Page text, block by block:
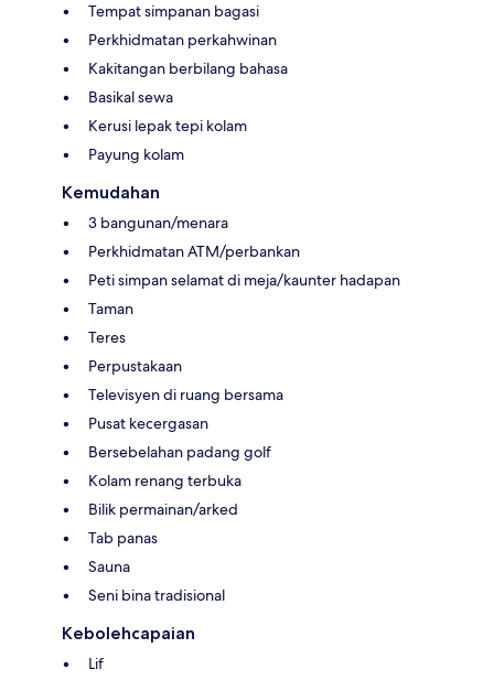
Tempat simpanan bagasi
Perkhidmatan perkahwinan
Kakitangan berbilang bahasa
Basikal sewa
Kerusi lepak tepi kolam
Payung kolam
Kemudahan
3 bangunan/menara
Perkhidmatan ATM/perbankan
Peti simpan selamat di meja/kaunter hadapan
Taman
Teres
Perpustakaan
Televisyen di ruang bersama
Pusat kecergasan
Bersebelahan padang golf
Kolam renang terbuka
Bilik permainan/arked
Tab panas
Sauna
Seni bina tradisional
Kebolehcapaian
Lif